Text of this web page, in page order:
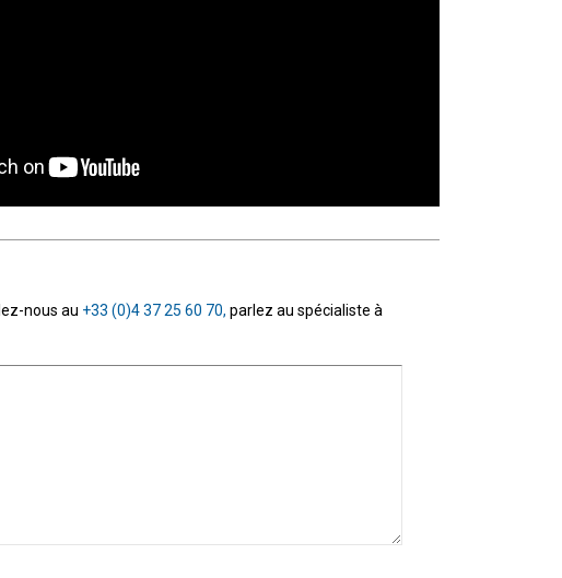
nous au +33 (0)4 37 25 60 70, parlez au spécialiste à